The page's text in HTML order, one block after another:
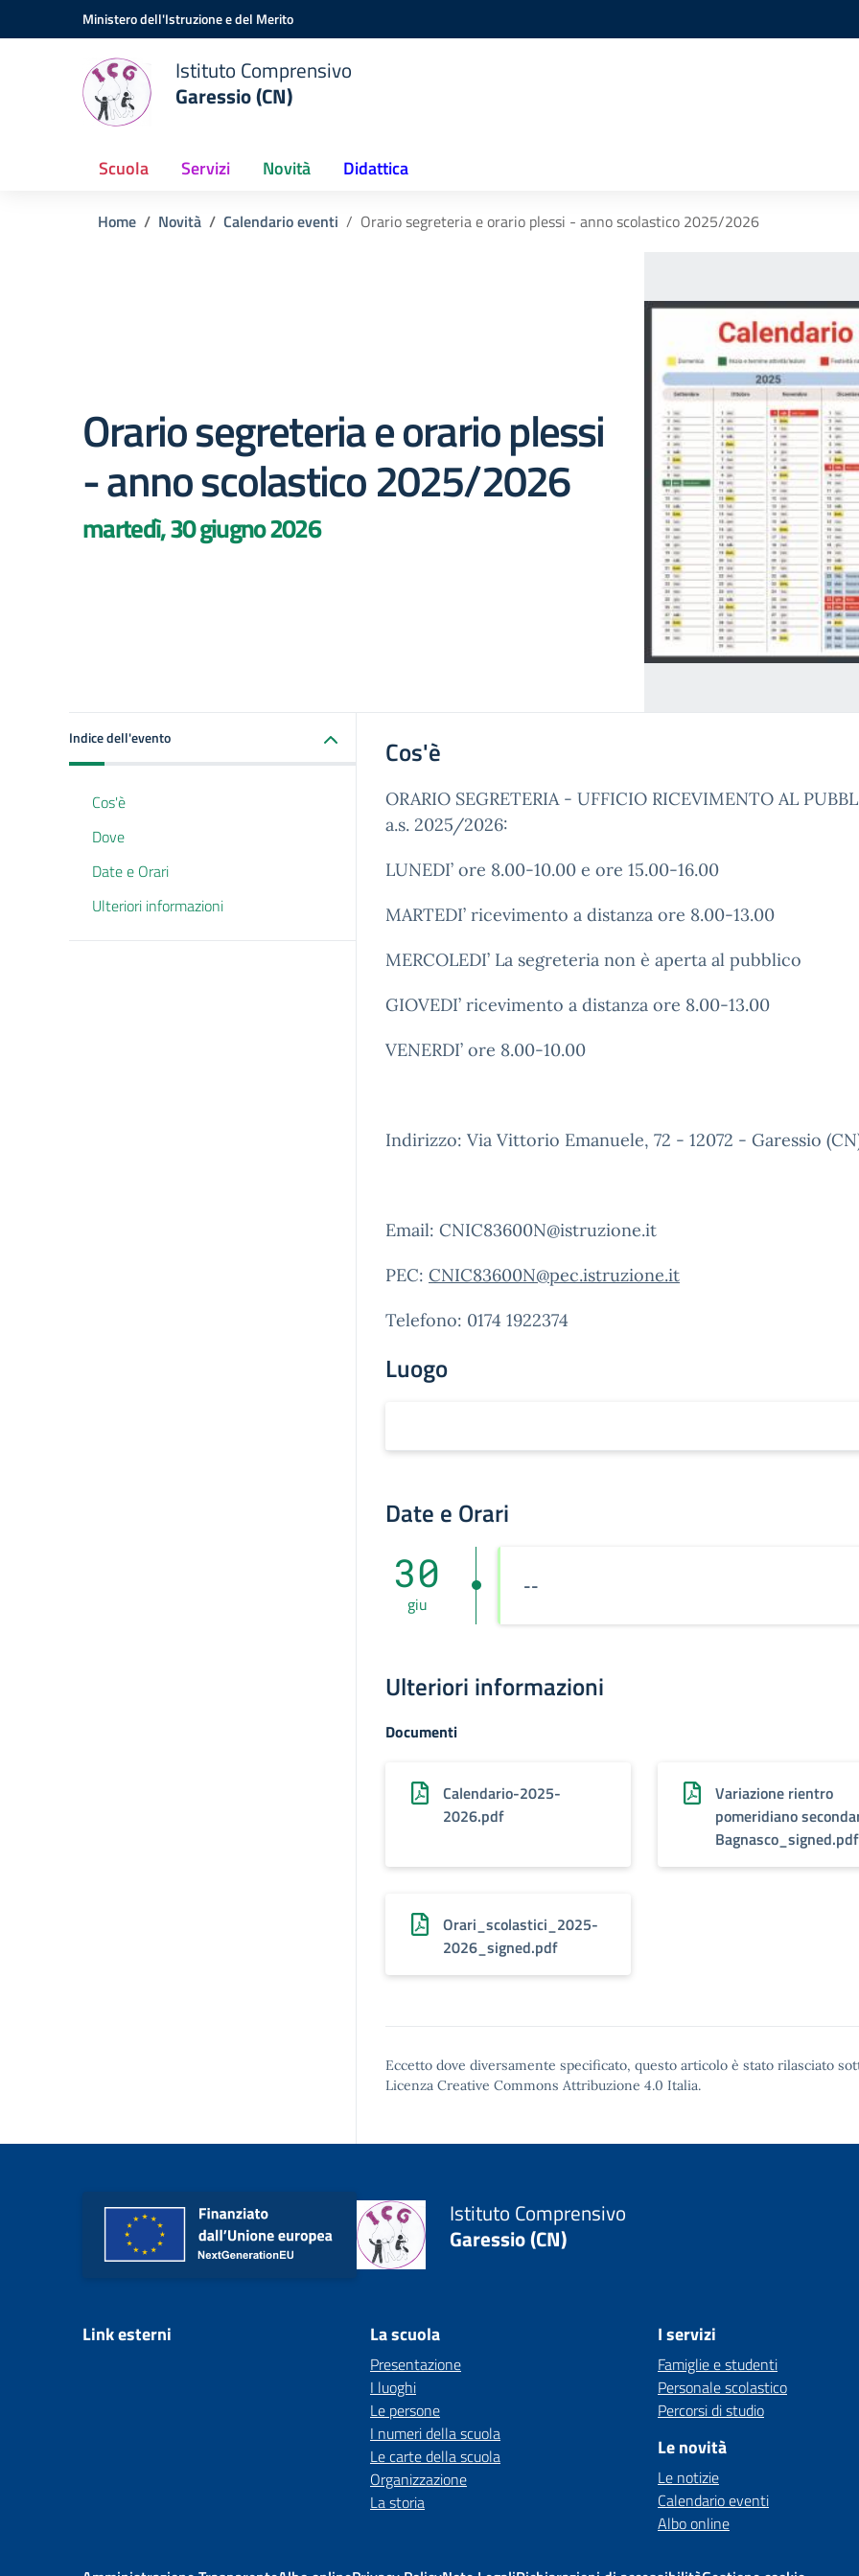
Vai ai contenuti
Vai al menu di navigazioneMinistero dell'Istruzione e del Merito
Istituto Comprensivo
Garessio (CN)
Scuola Servizi Novità Didattica
Home Novità Calendario eventi Orario segreteria e orario plessi - anno scolastico 2025/2026
Orario segreteria e orario plessi
- anno scolastico 2025/2026
martedì, 30 giugno 2026
Indice dell'evento
Cos'è
Dove
Date e Orari
Ulteriori informazioni
Cos'è
ORARIO SEGRETERIA - UFFICIO RICEVIMENTO AL
a.s. 2025/2026:
LUNEDI’ ore 8.00-10.00 e ore 15.00-16.00
MARTEDI’ ricevimento a distanza ore 8.00-13.00
MERCOLEDI’ La segreteria non è aperta al pubblico
GIOVEDI’ ricevimento a distanza ore 8.00-13.00
VENERDI’ ore 8.00-10.00
Indirizzo: Via Vittorio Emanuele, 72 - 12072 - Garessio
​​​​​​Email: CNIC83600N@istruzione.it
PEC: CNIC83600N@pec.istruzione.it
Telefono: 0174 1922374
Luogo
Date e Orari
30
giu
--
Ulteriori informazioni
Documenti
Calendario-2025-
2026.pdf
Variazione rientro
pomeridiano
Bagnasco_signed.pdf
Orari_scolastici_2025-
2026_signed.pdf
Eccetto dove diversamente specificato, questo articolo è stato rilasciato
Licenza Creative Commons Attribuzione 4.0 Italia.
Istituto Comprensivo
Garessio (CN)
Link esterni La scuola
Presentazione
I luoghi
Le persone
I numeri della scuola
Le carte della scuola
Organizzazione
La storia
I servizi
Famiglie e studenti
Personale scolastico
Percorsi di studio
Le novità
Le notizie
Calendario eventi
Albo online